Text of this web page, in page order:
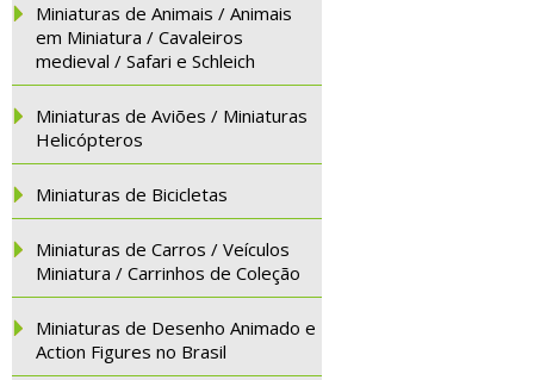
Miniaturas de Animais / Animais
em Miniatura / Cavaleiros
medieval / Safari e Schleich
Miniaturas de Aviões / Miniaturas
Helicópteros
Miniaturas de Bicicletas
Miniaturas de Carros / Veículos
Miniatura / Carrinhos de Coleção
Miniaturas de Desenho Animado e
Action Figures no Brasil